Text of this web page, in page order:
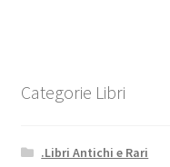
Categorie Libri
.Libri Antichi e Rari